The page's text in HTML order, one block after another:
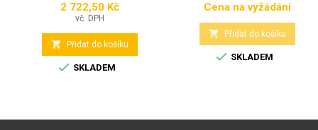
Cena
2 722,50 Kč
vč. DPH
 Přidat do košíku
 SKLADEM
Cena
Cena na vyžádání
 Přidat do košíku
 SKLADEM